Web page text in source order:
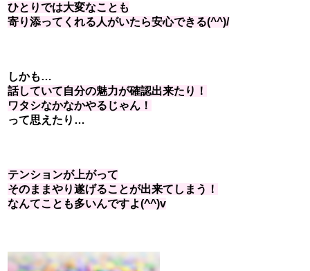
ひとりでは大変なことも
寄り添ってくれる人がいたら安心できる(^^)/
しかも…
話していて自分の魅力が確認出来たり！
ワタシなかなかやるじゃん！
って思えたり…
テンションが上がって
そのままやり遂げることが出来てしまう！
なんてことも多いんですよ(^^)v